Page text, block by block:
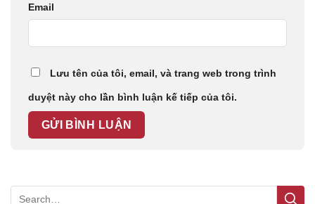
Email
Lưu tên của tôi, email, và trang web trong trình
duyệt này cho lần bình luận kế tiếp của tôi.